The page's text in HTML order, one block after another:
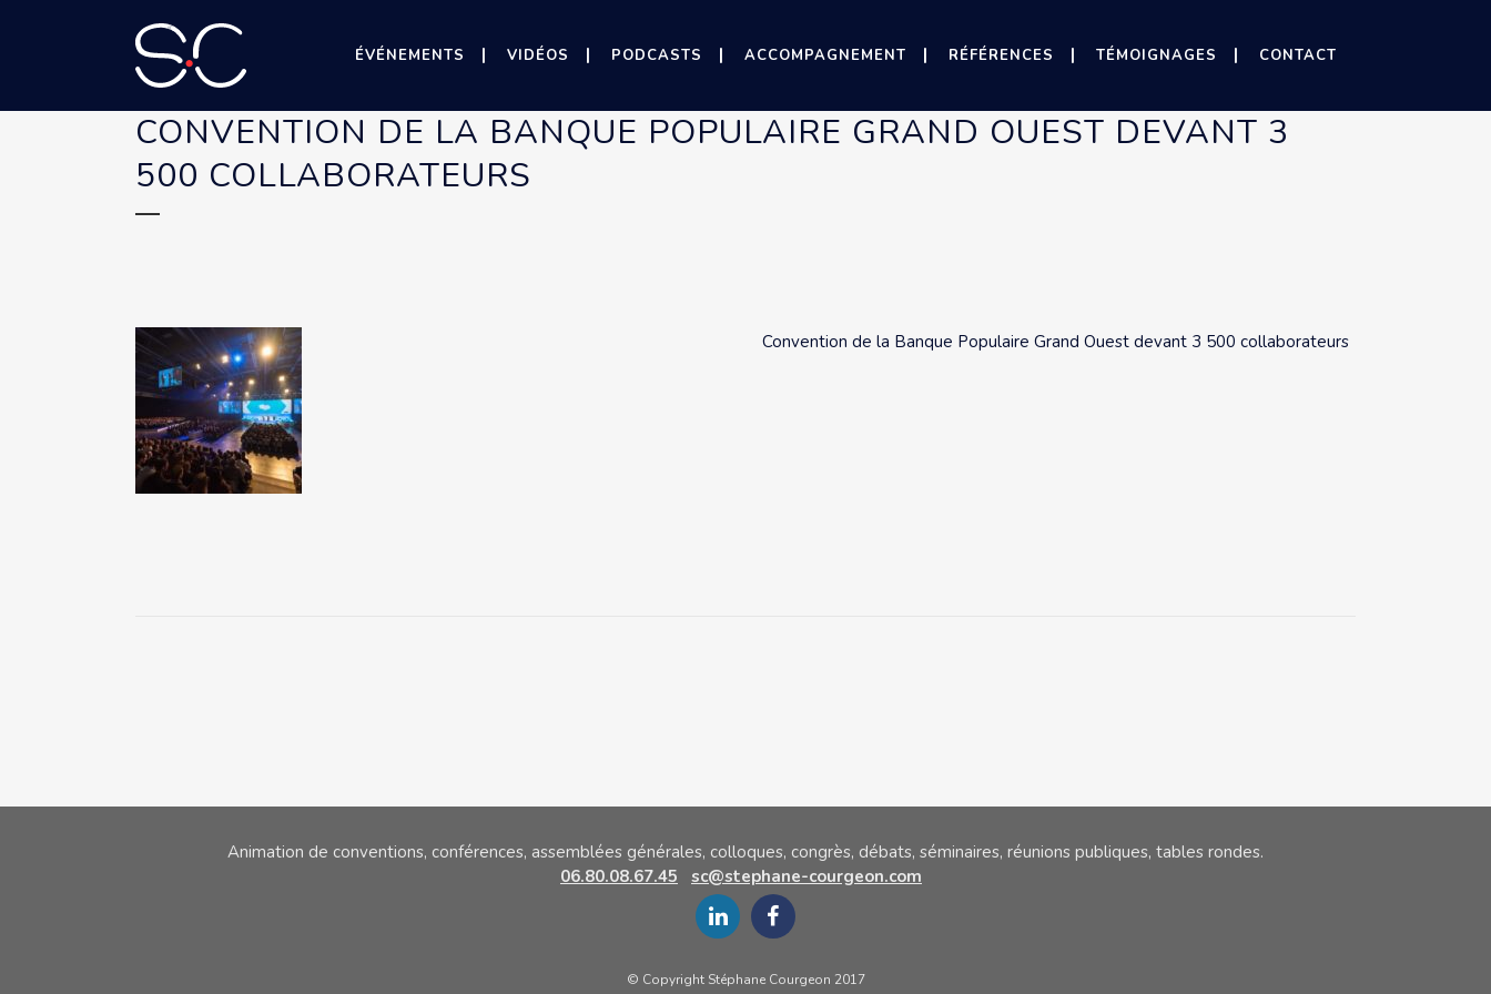
ÉVÉNEMENTS VIDÉOS PODCASTS ACCOMPAGNEMENT RÉFÉRENCES TÉMOIGNAGES CONTACT
CONVENTION DE LA BANQUE POPULAIRE GRAND OUEST DEVANT 3
500 COLLABORATEURS
Convention de la Banque Populaire Grand Ouest devant 3 500 collaborateurs
Animation de conventions, conférences, assemblées générales, colloques, congrès, débats, séminaires, réunions publiques, tables rondes.
06.80.08.67.45
sc@stephane-courgeon.com
© Copyright Stéphane Courgeon 2017